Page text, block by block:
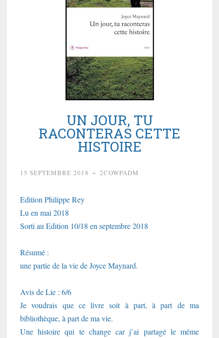
UN JOUR, TU
RACONTERAS CETTE
HISTOIRE
15 SEPTEMBRE 2018 ~ 2COWPADM
Edition Philippe Rey
Lu en mai 2018
Sorti au Edition 10/18 en septembre 2018
Résumé :
une partie de la vie de Joyce Maynard.
Avis de Lie : 6/6
Je voudrais que ce livre soit à part, à part de ma
bibliothèque, à part de ma vie.
Une histoire qui te change car j’ai partagé le même